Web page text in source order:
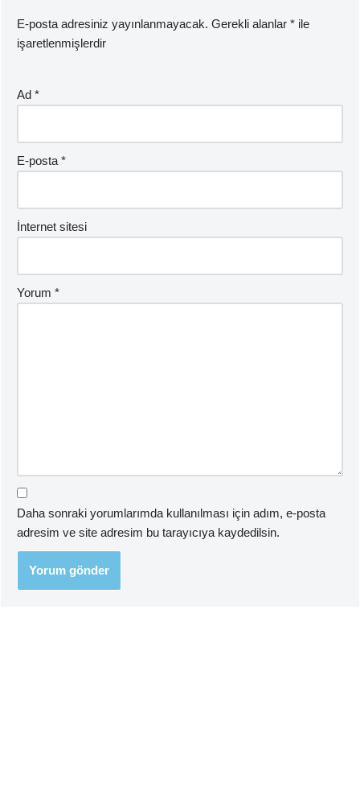
E-posta adresiniz yayınlanmayacak. Gerekli alanlar * ile
işaretlenmişlerdir
Ad *
E-posta *
İnternet sitesi
Yorum *
Daha sonraki yorumlarımda kullanılması için adım, e-posta
adresim ve site adresim bu tarayıcıya kaydedilsin.